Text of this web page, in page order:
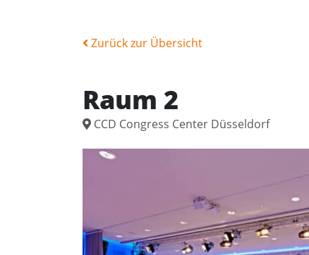
Zurück zur Übersicht
Raum 2
CCD Congress Center Düsseldorf